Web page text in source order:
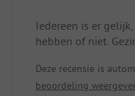
Iedereen is er
hebben of niet.
goed op en het is
We houden van de
Deze recensie is
beoordeling